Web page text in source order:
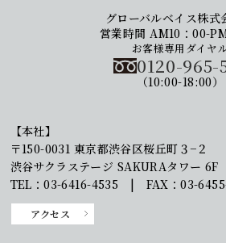
グローバルベイス株
営業時間 AM10：00-
お客様専用ダイヤ
0120-965-
（10:00-18:00）
【本社】
〒150-0031 東京都渋谷区桜丘町３−２
渋谷サクラステージ SAKURAタワー 6F
TEL：03-6416-4535 | FAX：03-
アクセス